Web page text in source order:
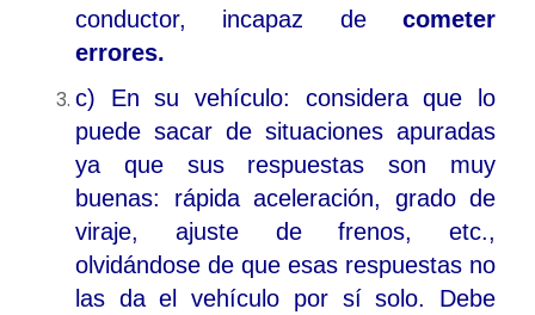
conductor, incapaz de cometer
errores.
c) En su vehículo: considera que lo
puede sacar de situaciones apuradas
ya que sus respuestas son muy
buenas: rápida aceleración, grado de
viraje, ajuste de frenos, etc.,
olvidándose de que esas respuestas no
las da el vehículo por sí solo. Debe